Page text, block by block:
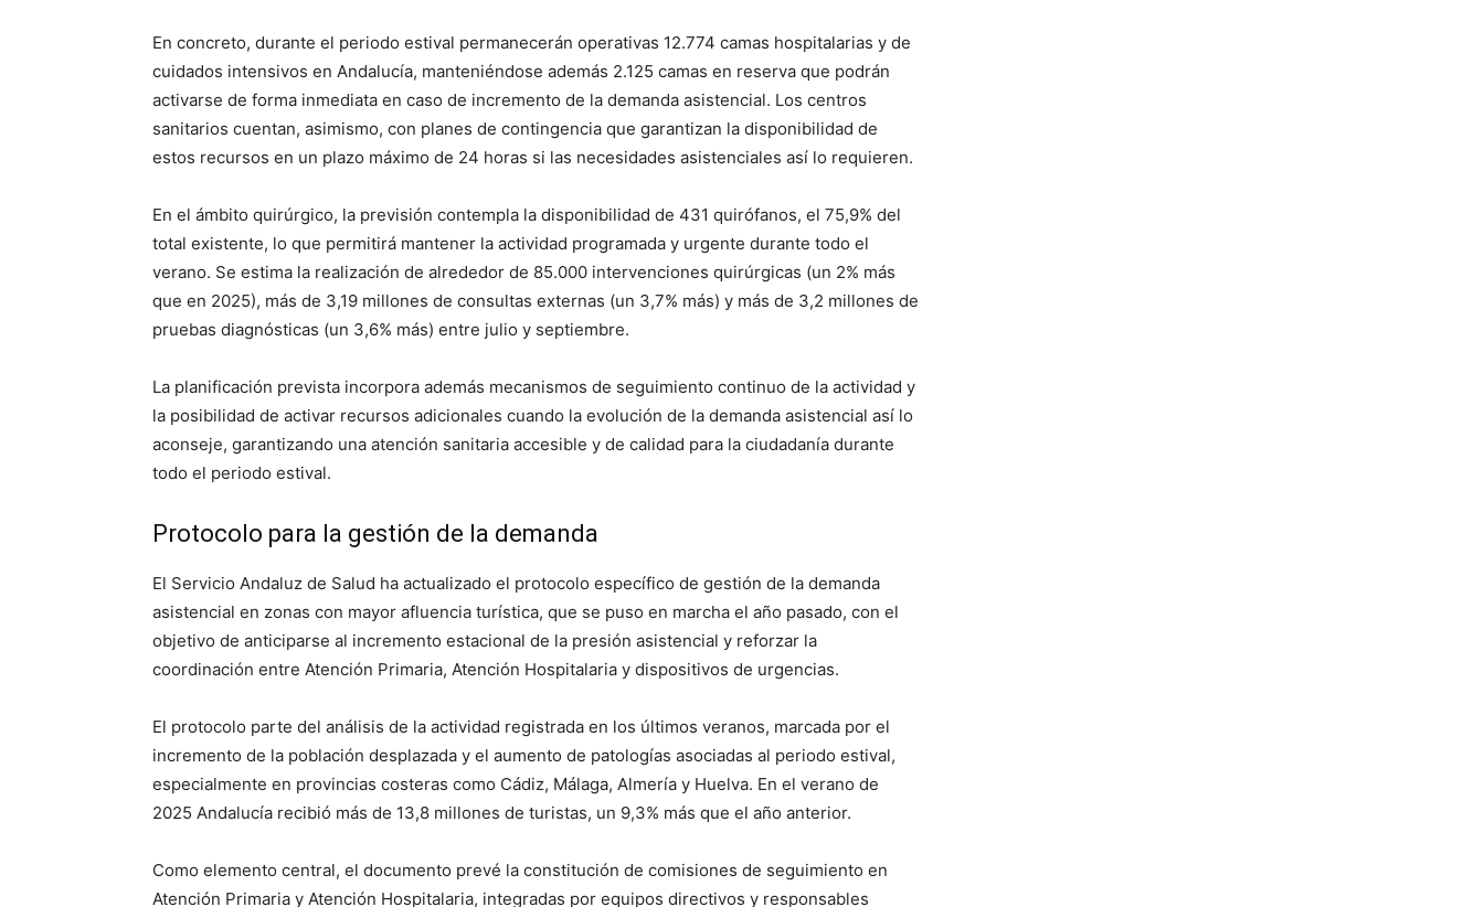
En concreto, durante el periodo estival permanecerán operativas 12.774 camas hospitalarias y de
cuidados intensivos en Andalucía, manteniéndose además 2.125 camas en reserva que podrán
activarse de forma inmediata en caso de incremento de la demanda asistencial. Los centros
sanitarios cuentan, asimismo, con planes de contingencia que garantizan la disponibilidad de
estos recursos en un plazo máximo de 24 horas si las necesidades asistenciales así lo requieren.
En el ámbito quirúrgico, la previsión contempla la disponibilidad de 431 quirófanos, el 75,9% del
total existente, lo que permitirá mantener la actividad programada y urgente durante todo el
verano. Se estima la realización de alrededor de 85.000 intervenciones quirúrgicas (un 2% más
que en 2025), más de 3,19 millones de consultas externas (un 3,7% más) y más de 3,2 millones de
pruebas diagnósticas (un 3,6% más) entre julio y septiembre.
La planificación prevista incorpora además mecanismos de seguimiento continuo de la actividad y
la posibilidad de activar recursos adicionales cuando la evolución de la demanda asistencial así lo
aconseje, garantizando una atención sanitaria accesible y de calidad para la ciudadanía durante
todo el periodo estival.
Protocolo para la gestión de la demanda
El Servicio Andaluz de Salud ha actualizado el protocolo específico de gestión de la demanda
asistencial en zonas con mayor afluencia turística, que se puso en marcha el año pasado, con el
objetivo de anticiparse al incremento estacional de la presión asistencial y reforzar la
coordinación entre Atención Primaria, Atención Hospitalaria y dispositivos de urgencias.
El protocolo parte del análisis de la actividad registrada en los últimos veranos, marcada por el
incremento de la población desplazada y el aumento de patologías asociadas al periodo estival,
especialmente en provincias costeras como Cádiz, Málaga, Almería y Huelva. En el verano de
2025 Andalucía recibió más de 13,8 millones de turistas, un 9,3% más que el año anterior.
Como elemento central, el documento prevé la constitución de comisiones de seguimiento en
Atención Primaria y Atención Hospitalaria, integradas por equipos directivos y responsables